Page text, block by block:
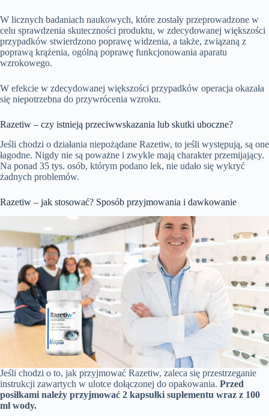
W licznych badaniach naukowych, które zostały przeprowadzone w
celu sprawdzenia skuteczności produktu, w zdecydowanej większości
przypadków stwierdzono poprawę widzenia, a także, związaną z
poprawą krążenia, ogólną poprawę funkcjonowania aparatu
wzrokowego.
W efekcie w zdecydowanej większości przypadków operacja okazała
się niepotrzebna do przywrócenia wzroku.
Razetiw – czy istnieją przeciwwskazania lub skutki uboczne?
Jeśli chodzi o działania niepożądane Razetiw, to jeśli występują, są one
łagodne. Nigdy nie są poważne i zwykle mają charakter przemijający.
Na ponad 35 tys. osób, którym podano lek, nie udało się wykryć
żadnych problemów.
Razetiw – jak stosować? Sposób przyjmowania i dawkowanie
Jeśli chodzi o to, jak przyjmować Razetiw, zaleca się przestrzeganie
instrukcji zawartych w ulotce dołączonej do opakowania. Przed
posiłkami należy przyjmować 2 kapsułki suplementu wraz z 100
ml wody.